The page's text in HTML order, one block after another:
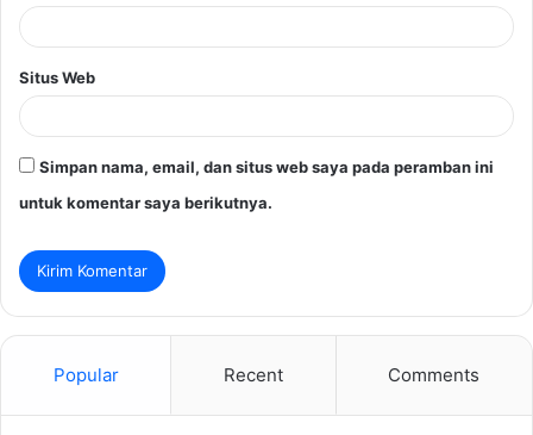
Situs Web
Simpan nama, email, dan situs web saya pada peramban ini
untuk komentar saya berikutnya.
Popular Recent Comments